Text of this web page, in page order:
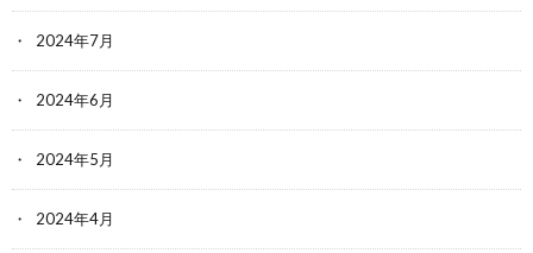
2024年7月
2024年6月
2024年5月
2024年4月